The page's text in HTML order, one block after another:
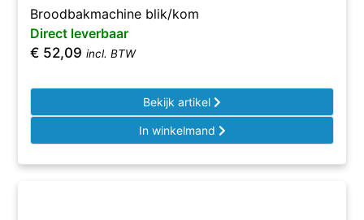
Broodbakmachine blik/kom
Direct leverbaar
€ 52,09 incl. BTW
Bekijk artikel
In winkelmand